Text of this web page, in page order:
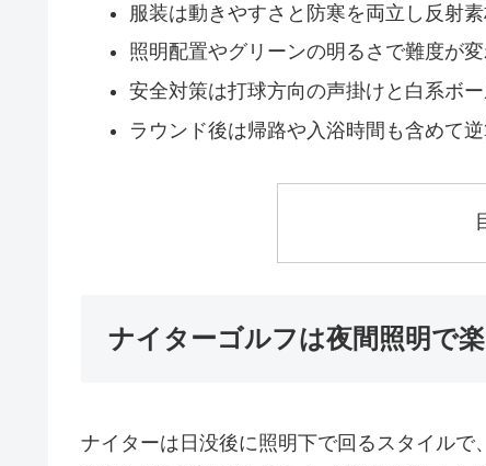
服装は動きやすさと防寒を両立し反射
照明配置やグリーンの明るさで難度が
安全対策は打球方向の声掛けと白系ボ
ラウンド後は帰路や入浴時間も含めて
ナイターゴルフは夜間照明で
ナイターは日没後に照明下で回るスタイル